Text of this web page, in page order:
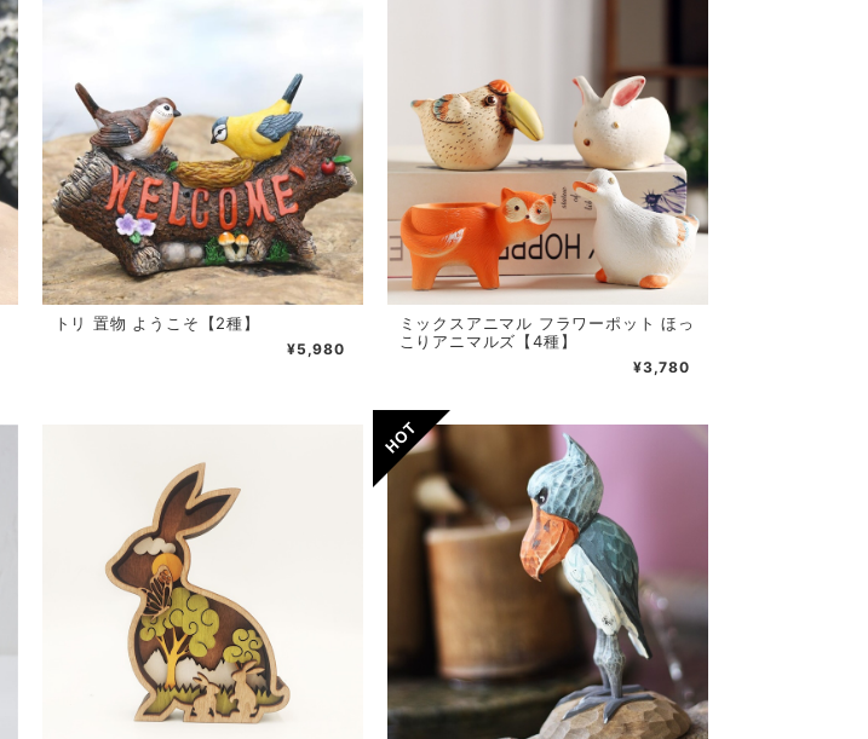
トリ 置物 ようこそ【2種】
¥5,980
ミックスアニマル フラワーポット ほっ
こりアニマルズ【4種】
¥3,780